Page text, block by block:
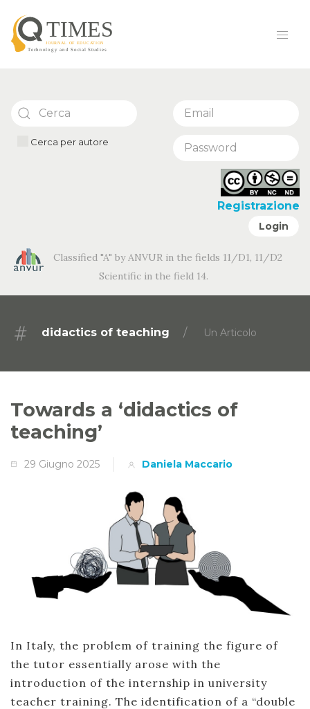
Cerca per autore
Registrazione
Login
Classified "A" by ANVUR in the fields 11/D1, 11/D2
Scientific in the field 14.
didactics of teaching Un Articolo
Towards a ‘didactics of
teaching’
29 Giugno 2025 Daniela Maccario
In Italy, the problem of training the figure of
the tutor essentially arose with the
introduction of the internship in university
teacher training. The identification of a “double